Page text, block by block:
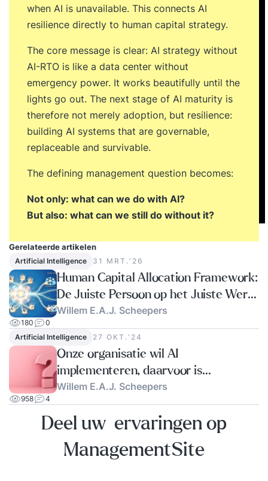
when AI is unavailable. This connects AI
resilience directly to human capital strategy.
The core message is clear: AI strategy without
AI-RTO is like a data center without
emergency power. It works beautifully until the
lights go out. The next stage of AI maturity is
therefore not merely adoption, but resilience:
building AI systems that are governable,
replaceable and survivable.
The defining management question becomes:
Not only: what can we do with AI?
But also: what can we still do without it?
Gerelateerde artikelen
Artificial Intelligence 31 MRT.‘26
Human Capital Allocation Framework:
De Juiste Persoon op het Juiste Werk
is Geen Toeval meer.
Willem E.A.J. Scheepers
180
0
Artificial Intelligence
27 OKT.‘24
Onze organisatie wil AI
implementeren, daarvoor is
Databeheer cruciaal. Wat te doen?
Willem E.A.J. Scheepers
958 4
Deel uw ervaringen op
ManagementSite